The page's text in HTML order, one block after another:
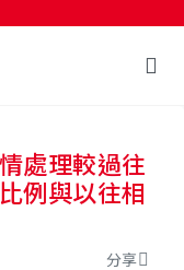
處理較過往
例與以往相
分享